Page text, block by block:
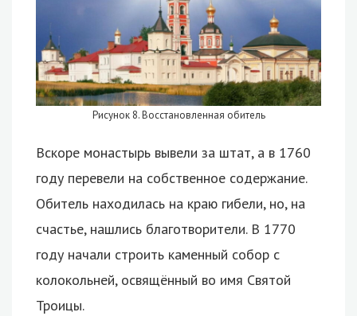
Рисунок 8. Восстановленная обитель
Вскоре монастырь вывели за штат, а в 1760
году перевели на собственное содержание.
Обитель находилась на краю гибели, но, на
счастье, нашлись благотворители. В 1770
году начали строить каменный собор с
колокольней, освящённый во имя Святой
Троицы.